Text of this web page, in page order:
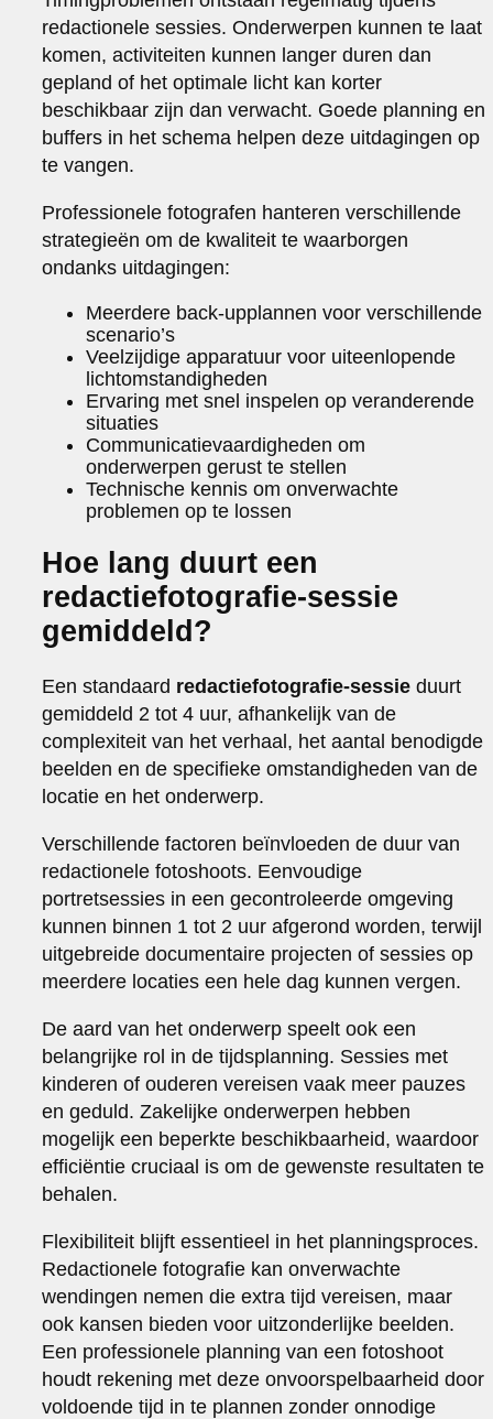
redactionele sessies. Onderwerpen kunnen te laat
komen, activiteiten kunnen langer duren dan
gepland of het optimale licht kan korter
beschikbaar zijn dan verwacht. Goede planning en
buffers in het schema helpen deze uitdagingen op
te vangen.
Professionele fotografen hanteren verschillende
strategieën om de kwaliteit te waarborgen
ondanks uitdagingen:
Meerdere back-upplannen voor verschillende
scenario’s
Veelzijdige apparatuur voor uiteenlopende
lichtomstandigheden
Ervaring met snel inspelen op veranderende
situaties
Communicatievaardigheden om
onderwerpen gerust te stellen
Technische kennis om onverwachte
problemen op te lossen
Hoe lang duurt een
redactiefotografie-sessie
gemiddeld?
Een standaard redactiefotografie-sessie duurt
gemiddeld 2 tot 4 uur, afhankelijk van de
complexiteit van het verhaal, het aantal benodigde
beelden en de specifieke omstandigheden van de
locatie en het onderwerp.
Verschillende factoren beïnvloeden de duur van
redactionele fotoshoots. Eenvoudige
portretsessies in een gecontroleerde omgeving
kunnen binnen 1 tot 2 uur afgerond worden, terwijl
uitgebreide documentaire projecten of sessies op
meerdere locaties een hele dag kunnen vergen.
De aard van het onderwerp speelt ook een
belangrijke rol in de tijdsplanning. Sessies met
kinderen of ouderen vereisen vaak meer pauzes
en geduld. Zakelijke onderwerpen hebben
mogelijk een beperkte beschikbaarheid, waardoor
efficiëntie cruciaal is om de gewenste resultaten te
behalen.
Flexibiliteit blijft essentieel in het planningsproces.
Redactionele fotografie kan onverwachte
wendingen nemen die extra tijd vereisen, maar
ook kansen bieden voor uitzonderlijke beelden.
Een professionele planning van een fotoshoot
houdt rekening met deze onvoorspelbaarheid door
voldoende tijd in te plannen zonder onnodige